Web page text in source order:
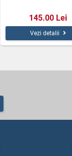
145.00 Lei
Vezi detalii